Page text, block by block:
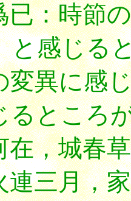
：時節
と感じる
変異に感
るところ
在，城春
連三月，